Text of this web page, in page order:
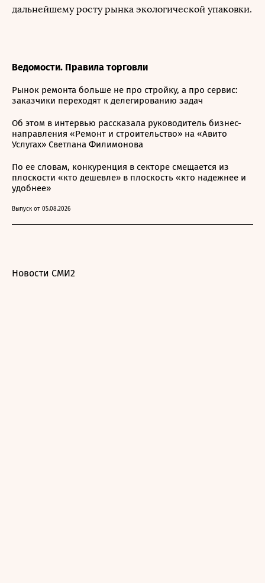
дальнейшему росту рынка экологической упаковки.
Ведомости. Правила торговли
Рынок ремонта больше не про стройку, а про сервис:
заказчики переходят к делегированию задач
Об этом в интервью рассказала руководитель бизнес-
направления «Ремонт и строительство» на «Авито
Услугах» Светлана Филимонова
По ее словам, конкуренция в секторе смещается из
плоскости «кто дешевле» в плоскость «кто надежнее и
удобнее»
Выпуск от 05.08.2026
Новости СМИ2